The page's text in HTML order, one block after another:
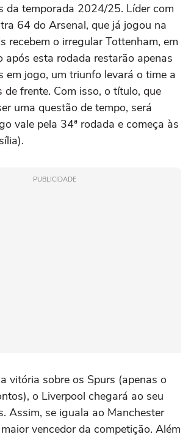
da temporada 2024/25. Líder com
64 do Arsenal, que já jogou na
recebem o irregular Tottenham, em
após esta rodada restarão apenas
em jogo, um triunfo levará o time a
frente. Com isso, o título, que
uma questão de tempo, será
vale pela 34ª rodada e começa às
PUBLICIDADE
vitória sobre os Spurs (apenas o
o Liverpool chegará ao seu
Assim, se iguala ao Manchester
vencedor da competição. Além